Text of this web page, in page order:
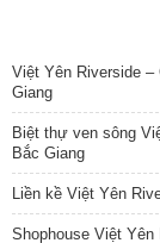
Việt Yên Riverside
Giang
Biệt thự ven sông
Bắc Giang
Liền kề Việt Yên
Shophouse Việt